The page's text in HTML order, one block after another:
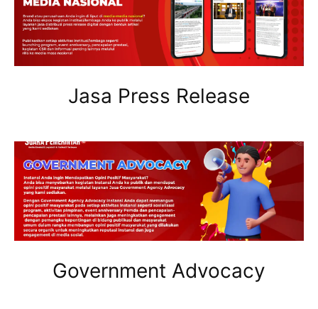
Jasa Press Release
Government Advocacy